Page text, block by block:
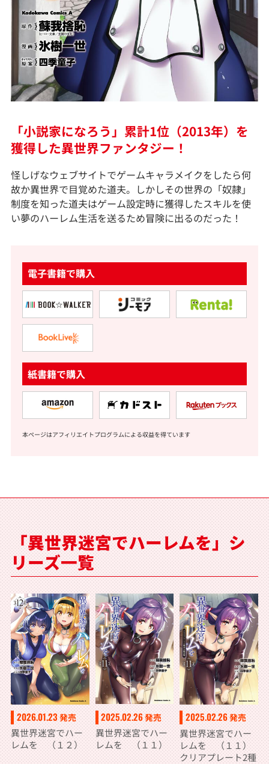
「小説家になろう」累計1位（2013年）を
獲得した異世界ファンタジー！
怪しげなウェブサイトでゲームキャラメイクをしたら何
故か異世界で目覚めた道夫。しかしその世界の「奴隷」
制度を知った道夫はゲーム設定時に獲得したスキルを使
い夢のハーレム生活を送るため冒険に出るのだった！
電子書籍で購入
紙書籍で購入
本ページはアフィリエイトプログラムによる収益を得ています
「異世界迷宮でハーレムを」シ
リーズ一覧
2026.01.23 発売
異世界迷宮でハー
レムを （１２）
2025.02.26発売
異世界迷宮でハー
レムを （１１）
2025.02.26発売
異世界迷宮でハー
レムを （１１）
クリアプレート2種